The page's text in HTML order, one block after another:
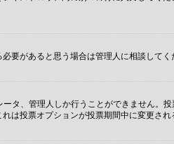
要があると思う場合は管理人に相談してく
タ、管理人しか行うことができません。
は投票オプションが投票期間中に変更され